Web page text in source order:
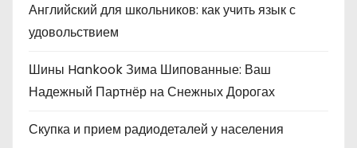
Английский для школьников: как учить язык с
удовольствием
Шины Hankook Зима Шипованные: Ваш
Надежный Партнёр на Снежных Дорогах
Скупка и прием радиодеталей у населения